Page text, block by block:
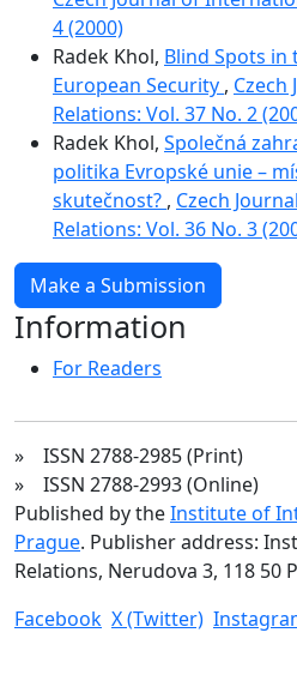
4 (2000)
Radek Khol, Blind Spots in
European Security ,
Relations: Vol. 37 No. 2
Radek Khol, Společná
politika Evropské unie –
skutečnost? , Czech
Relations: Vol. 36 No. 3
Make a Submission
Information
For Readers
» ISSN 2788-2985 (Print)
» ISSN 2788-2993 (Online)
Published by theInstitute of
Prague. Publisher address:
Relations, Nerudova 3, 118 50
Facebook X (Twitter)